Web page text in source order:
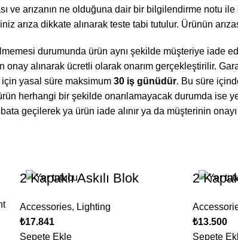
ve arızanın ne olduğuna dair bir bilgilendirme notu
arıza dikkate alınarak teste tabi tutulur. Ürünün
durumunda ürün aynı şekilde müşteriye iade
alınarak ücretli olarak onarım gerçekleştirilir.
için yasal süre maksimum 30 iş günüdür. Bu süre
herhangi bir şekilde onarılamayacak durumda ise
geçilerek ya ürün iade alınır ya da müşterinin
2 Kapaklı Askılı Blok
Accessories, Lighting
₺17.841
Sepete Ekle
2
₺13.500
Sepete